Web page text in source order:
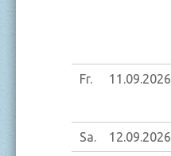
Fr. 11.09.2026
Sa. 12.09.2026